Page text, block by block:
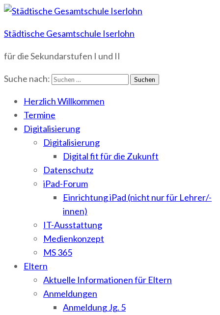
Städtische Gesamtschule Iserlohn
für die Sekundarstufen I und II
Suche nach:
Herzlich Willkommen
Termine
Digitalisierung
Digitalisierung
Digital fit für die Zukunft
Datenschutz
iPad-Forum
Einrichtung iPad (nicht nur für Lehrer/-
innen)
IT-Ausstattung
Medienkonzept
MS 365
Eltern
Aktuelle Informationen für Eltern
Anmeldungen
Anmeldung Jg. 5